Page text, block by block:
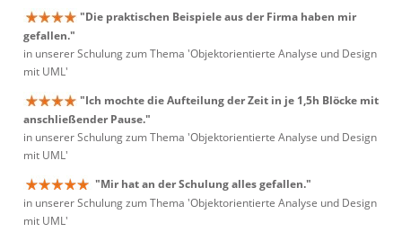
"Die praktischen Beispiele aus der Firma haben mir
gefallen."
in unserer Schulung zum Thema 'Objektorientierte Analyse und Design
mit UML'
"Ich mochte die Aufteilung der Zeit in je 1,5h Blöcke mit
anschließender Pause."
in unserer Schulung zum Thema 'Objektorientierte Analyse und Design
mit UML'
"Mir hat an der Schulung alles gefallen."
in unserer Schulung zum Thema 'Objektorientierte Analyse und Design
mit UML'